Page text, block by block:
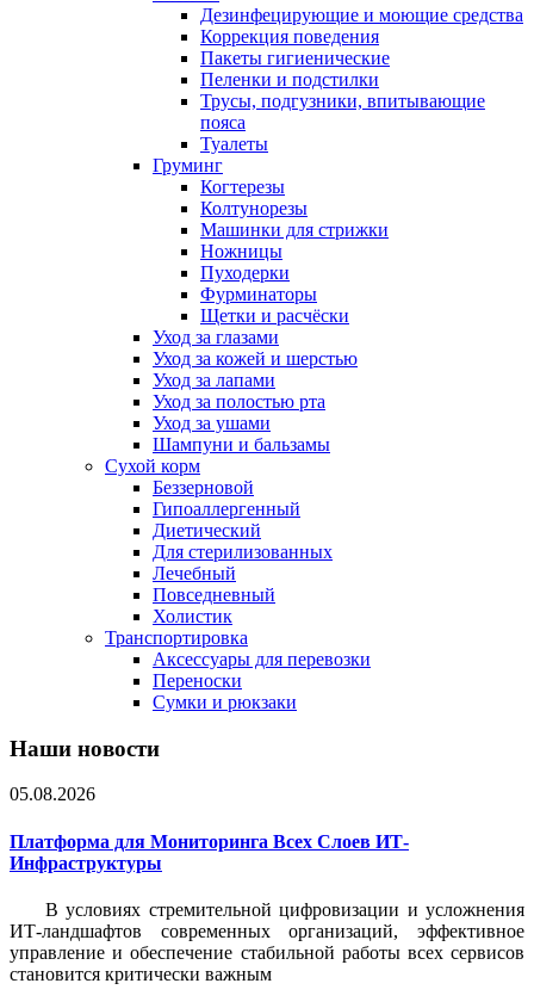
Дезинфецирующие и моющие средства
Коррекция поведения
Пакеты гигиенические
Пеленки и подстилки
Трусы, подгузники, впитывающие
пояса
Туалеты
Груминг
Когтерезы
Колтунорезы
Машинки для стрижки
Ножницы
Пуходерки
Фурминаторы
Щетки и расчёски
Уход за глазами
Уход за кожей и шерстью
Уход за лапами
Уход за полостью рта
Уход за ушами
Шампуни и бальзамы
Сухой корм
Беззерновой
Гипоаллергенный
Диетический
Для стерилизованных
Лечебный
Повседневный
Холистик
Транспортировка
Аксессуары для перевозки
Переноски
Сумки и рюкзаки
Наши новости
05.08.2026
Платформа для Мониторинга Всех Слоев ИТ-
Инфраструктуры
В условиях стремительной цифровизации и усложнения
ИТ-ландшафтов современных организаций, эффективное
управление и обеспечение стабильной работы всех сервисов
становится критически важным